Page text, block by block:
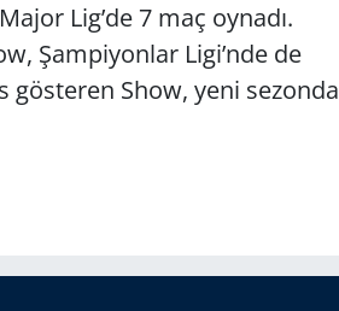
Lig’de 7 maç oynadı.
Şampiyonlar Ligi’nde de
Show, yeni sezonda